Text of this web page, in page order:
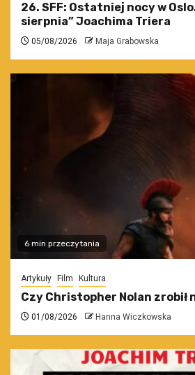
26. SFF: Ostatniej nocy w Oslo.
sierpnia” Joachima Triera
05/08/2026 Maja Grabowska
6 min przeczytania
Artykuły Film Kultura
Czy Christopher Nolan zrobił
01/08/2026 Hanna Wiczkowska